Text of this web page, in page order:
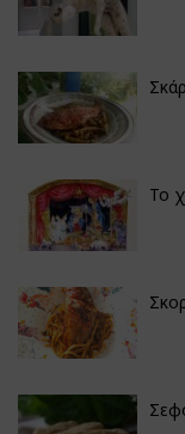
Το